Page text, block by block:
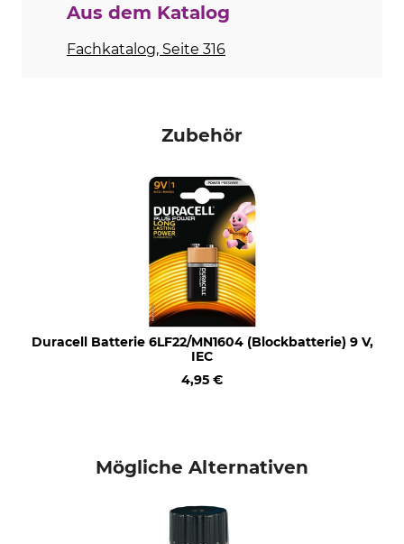
Aus dem Katalog
Fachkatalog, Seite 316
Zubehör
Duracell Batterie 6LF22/MN1604 (Blockbatterie) 9 V,
IEC
4,95 €
Mögliche Alternativen